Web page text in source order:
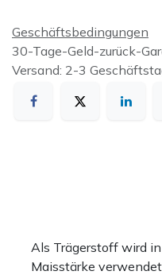
Geschäftsbedingungen
30-Tage-Geld-zurück-
Versand: 2-3
Als Trägerstoff wird
Maisstärke